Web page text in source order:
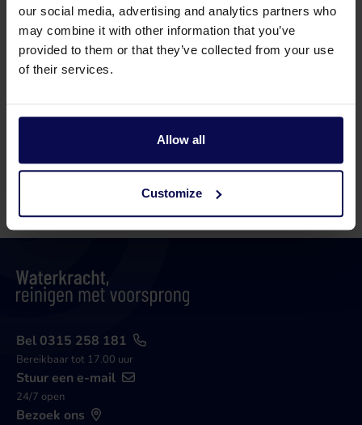
our social media, advertising and analytics partners who
may combine it with other information that you’ve
provided to them or that they’ve collected from your use
of their services.
Allow all
Customize
Heb je een vraag of hulp nodig?
Onze specialisten helpen je graag verder bij je
zoektocht naar een oplossing die aansluit op
jouw vraagstuk!
Bel 0315 258 181 Contact
Bel 0315 258 181
Bereikbaar tot 17.00 uur
Stuur een e-mail
24/7 open
Bezoek ons